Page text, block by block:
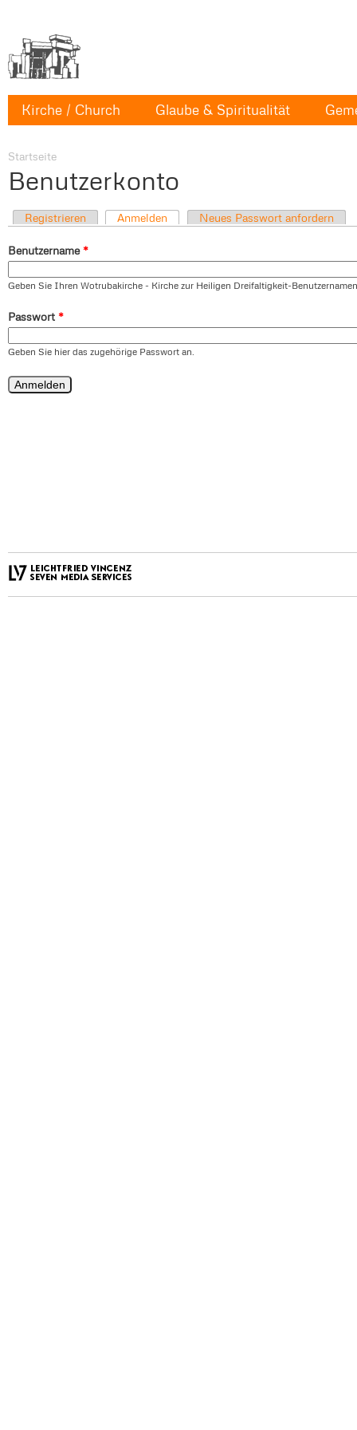
Kirche / Church Glaube & Spiritualität
Startseite
Benutzerkonto
Registrieren Anmelden Neues Passwort anfordern
Benutzername *
Geben Sie Ihren Wotrubakirche - Kirche zur Heiligen Dreifaltigkeit-
Passwort *
Geben Sie hier das zugehörige Passwort an.